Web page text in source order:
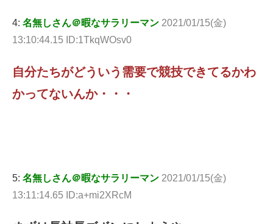
4: 名無しさん＠暇なサラリーマン 2021/01/15(金)
13:10:44.15 ID:1TkqWOsv0
自分たちがどういう需要で競技できてるかわ
かってないんか・・・
5: 名無しさん＠暇なサラリーマン 2021/01/15(金)
13:11:14.65 ID:a+mi2XRcM